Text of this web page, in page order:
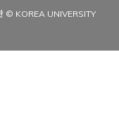
© KOREA UNIVERSITY